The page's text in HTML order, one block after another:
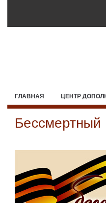
ГЛАВНАЯ ЦЕНТР
Бессмертный